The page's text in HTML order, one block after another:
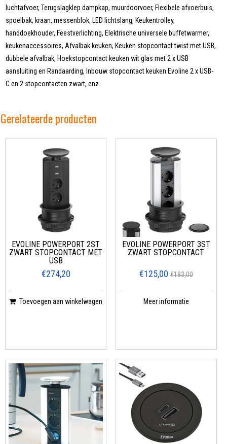
luchtafvoer, Terugslagklep dampkap, muurdoorvoer, Flexibele afvoerbuis,
spoelbak, kraan, messenblok, LED lichtslang, Keukentrolley,
handdoekhouder, Feestverlichting, Elektrische universele buffetwarmer,
keukenaccessoires, Afvalbak keuken, Keuken stopcontact twist met USB,
dubbele afvalbak, Hoekstopcontact keuken wit glas met 2 x USB
aansluiting en Randaarding, Inbouw stopcontact keuken Evoline 2 x USB-
C en 2 stopcontacten zwart, enz.
Gerelateerde producten
EVOLINE POWERPORT 2ST
ZWART STOPCONTACT MET
USB
€274,20
Toevoegen aan winkelwagen
EVOLINE POWERPORT 3ST
ZWART STOPCONTACT
€125,00 €183,00
Meer informatie